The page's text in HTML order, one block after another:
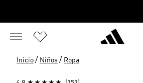
Inicio / Niños / Ropa